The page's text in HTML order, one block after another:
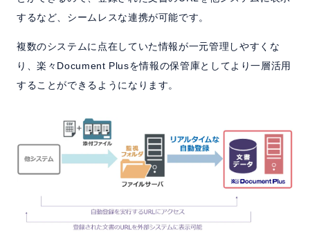
するなど、シームレスな連携が可能です。
複数のシステムに点在していた情報が一元管理しやすくな
り、楽々Document Plusを情報の保管庫としてより一層活用
することができるようになります。